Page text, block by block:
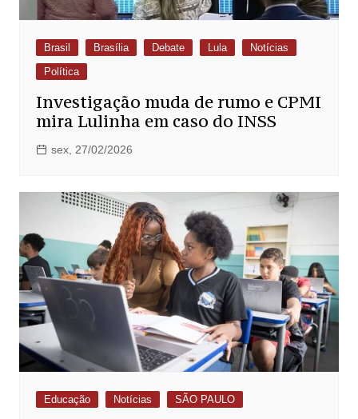
Brasil Brasília Debate Lula
Notícias
Política
Investigação muda de rumo e CPMI
mira Lulinha em caso do INSS
sex, 27/02/2026
Educação Notícias SÃO PAULO